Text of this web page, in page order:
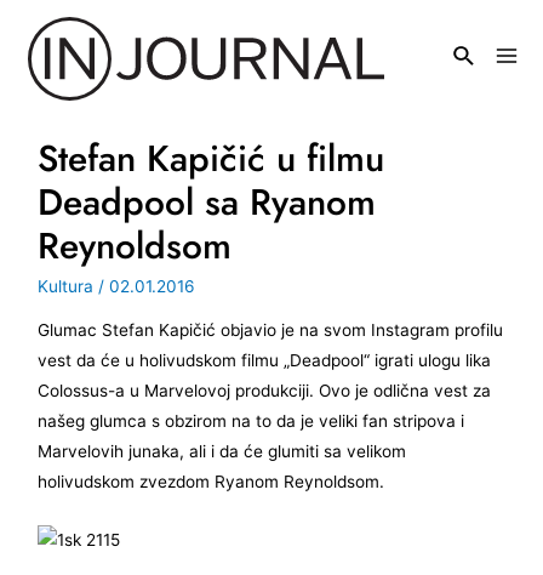
sadržaj
Stefan Kapičić u filmu
Deadpool sa Ryanom
Reynoldsom
Kultura /02.01.2016
Glumac Stefan Kapičić objavio je na svom Instagram profilu
vest da će u holivudskom filmu „Deadpool“ igrati ulogu lika
Colossus-a u Marvelovoj produkciji. Ovo je odlična vest za
našeg glumca s obzirom na to da je veliki fan stripova i
Marvelovih junaka, ali i da će glumiti sa velikom
holivudskom zvezdom Ryanom Reynoldsom.